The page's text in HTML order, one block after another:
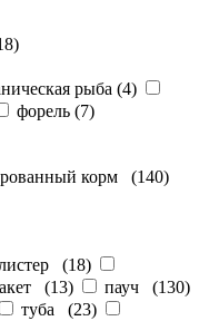
)
рыба (4)
форель (7)
корм (140)
(18)
(13) пауч (130)
туба (23)